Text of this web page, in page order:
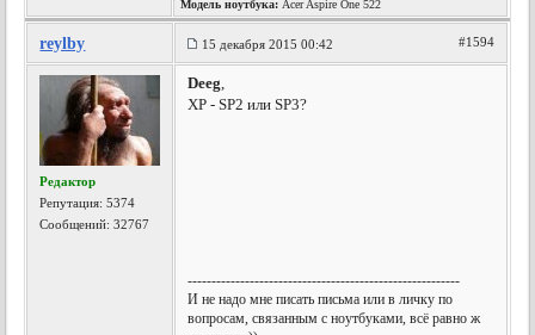
Модель ноутбука: Acer Aspire One 522
reylby 15 декабря 2015 00:42 #1594
Редактор
Репутация:5374
Сообщений: 32767
Deeg,
XP - SP2 или SP3?
---------------------------------------------------------
И не надо мне писать письма или в личку по
вопросам, связанным с ноутбуками, всё равно ж